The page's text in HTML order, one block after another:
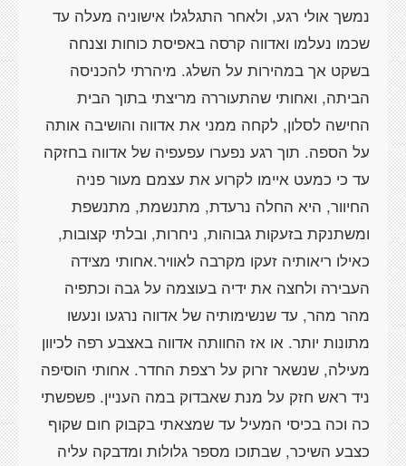
נמשך אולי רגע, ולאחר התגלגלו אישוניה מעלה עד
שכמו נעלמו ואדווה קרסה באפיסת כוחות וצנחה
בשקט אך במהירות על השלג. מיהרתי להכניסה
הביתה, ואחותי שהתעוררה מריצתי בתוך הבית
החישה לסלון, לקחה ממני את אדווה והושיבה אותה
על הספה. תוך רגע נפערו עפעפיה של אדווה בחזקה
עד כי כמעט איימו לקרוע את עצמם מעור פניה
החיוור, היא החלה נרעדת, מתנשמת, מתנשפת
ומשתנקת בזעקות גבוהות, ניחרות, ובלתי קצובות,
כאילו ריאותיה זעקו מקרבה לאוויר.אחותי מצידה
העבירה ולחצה את ידיה בעוצמה על גבה וכתפיה
מהר מהר, עד שנשימותיה של אדווה נרגעו ונעשו
מתונות יותר. או אז החוותה אדווה באצבע רפה לכיוון
מעילה, שנשאר זרוק על רצפת החדר. אחותי הוסיפה
ניד ראש חזק על מנת שאבדוק במה העניין. פשפשתי
כה וכה בכיסי המעיל עד שמצאתי בקבוק חום שקוף
כצבע השיכר, שבתוכו מספר גלולות ומדבקה עליה